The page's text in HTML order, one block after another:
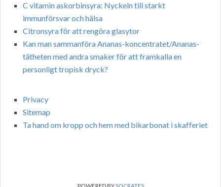
C vitamin askorbinsyra: Nyckeln till starkt
immunförsvar och hälsa
Citronsyra för att rengöra glasytor
Kan man sammanföra Ananas-koncentratet/Ananas-
tätheten med andra smaker för att framkalla en
personligt tropisk dryck?
Privacy
Sitemap
Ta hand om kropp och hem med bikarbonat i skafferiet